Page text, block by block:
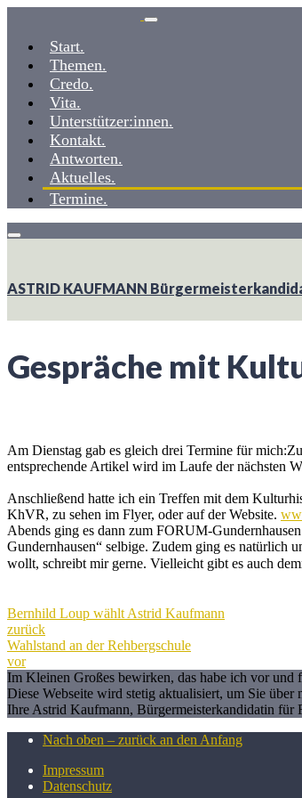
Inhalt
Start.
Themen.
Credo.
Vita.
Unterstützer:innen.
Kontakt.
Antworten.
Aktuelles.
Termine.
ASTRID KAUFMANN
Gespräche mit
Am Dienstag gab es gleich drei Termine für
entsprechende Artikel wird im Laufe der nächsten
Anschließend hatte ich ein Treffen mit dem
KhVR, zu sehen im Flyer, oder auf der Website.
Abends ging es dann zum FORUM-
Gundernhausen“ selbige. Zudem ging es natürlich
wollt, schreibt mir gerne. Vielleicht gibt es auch
Bernhild Loup wählt Astrid Kaufmann
zurück
Wahlstand an der Rehbergschule
vor
Im Kleinen Großes bewirken, das habe ich vor und
Diese Webseite wird stetig aktualisiert, um Sie
Ihre Astrid Kaufmann, Bürgermeisterkandidatin für
Nach oben – zurück an den Anfang
Impressum
Datenschutz